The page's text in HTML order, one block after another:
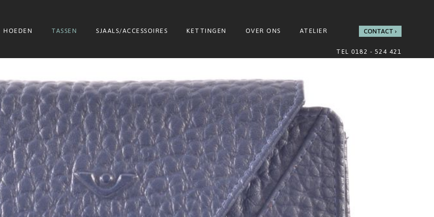
HOEDEN TASSEN SJAALS/ACCESSOIRES KETTINGEN OVER ONS ATELIER CONTACT
TEL 0182 - 524 421